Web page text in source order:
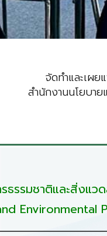
จัดทำและเผย
สำนักงานนโยบา
ธรรมชาติและสิ่งแว
Environmental